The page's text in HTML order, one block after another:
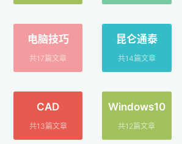
电脑技巧
共17篇文章
昆仑通泰
共14篇文章
CAD
共13篇文章
Windows10
共12篇文章